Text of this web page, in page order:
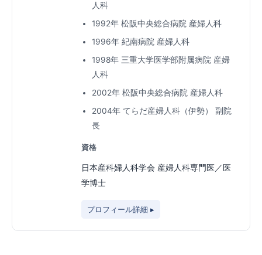
人科
1992年 松阪中央総合病院 産婦人科
1996年 紀南病院 産婦人科
1998年 三重大学医学部附属病院 産婦
人科
2002年 松阪中央総合病院 産婦人科
2004年 てらだ産婦人科（伊勢） 副院
長
資格
日本産科婦人科学会 産婦人科専門医／医
学博士
プロフィール詳細 ▸